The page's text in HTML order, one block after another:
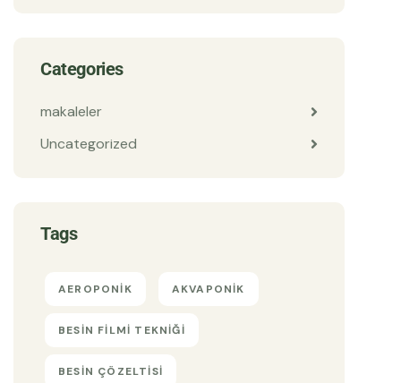
Categories
makaleler
Uncategorized
Tags
AEROPONIK AKVAPONIK
BESIN FILMI TEKNIĞI
BESIN ÇÖZELTISI